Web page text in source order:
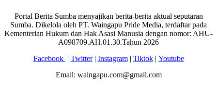
Portal Berita Sumba menyajikan berita-berita aktual seputaran
Sumba. Dikelola oleh PT. Waingapu Pride Media, terdaftar pada
Kementerian Hukum dan Hak Asasi Manusia dengan nomor: AHU-
A098709.AH.01.30.Tahun 2026
Facebook | Twitter| Instagram| Tiktok| Youtube
Email: waingapu.com@gmail.com